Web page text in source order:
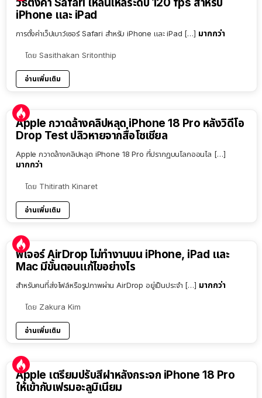
iPhone และ iPad
การตั้งค่าเว็ปเบาว์เซอร์ Safari สำหรับ iPhone และ iPad […] มากกว่า
โดย Sasithakan Sritonthip
อ่านเพิ่มเติม
Apple กวาดล้างคลิปหลุด iPhone 18 Pro หลังวิดีโอ
Drop Test ปลิวหายจากสื่อโซเชียล
Apple กวาดล้างคลิปหลุด iPhone 18 Pro ที่ปรากฏบนโลกออนไล […]
มากกว่า
โดย Thitirath Kinaret
อ่านเพิ่มเติม
ฟีเจอร์ AirDrop ไม่ทำงานบน iPhone, iPad และ
Mac มีขั้นตอนแก้ไขอย่างไร
สำหรับคนที่ส่งไฟล์หรือรูปภาพผ่าน AirDrop อยู่เป็นประจำ […] มากกว่า
โดย Zakura Kim
อ่านเพิ่มเติม
Apple เตรียมปรับสีฝาหลังกระจก iPhone 18 Pro
ให้เข้ากับเฟรมอะลูมิเนียม